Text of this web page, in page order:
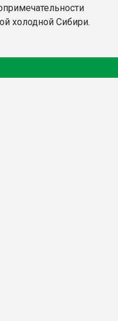
холодной Сибири.